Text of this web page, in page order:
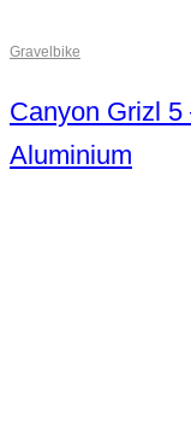
Gravelbike
Canyon Grizl
Aluminium